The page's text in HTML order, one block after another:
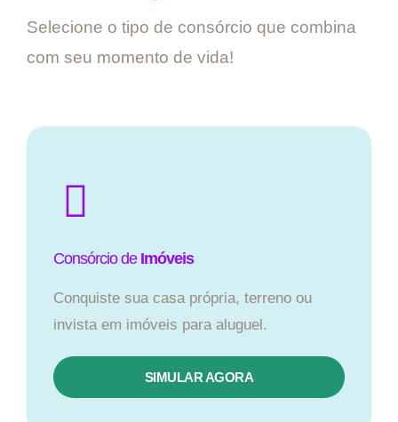
Selecione o tipo de consórcio que combina
com seu momento de vida!
Consórcio de Imóveis
Conquiste sua casa própria, terreno ou
invista em imóveis para aluguel.
SIMULAR AGORA​